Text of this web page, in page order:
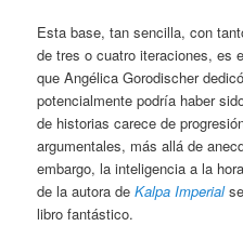
Esta base, tan sencilla, con
de tres o cuatro iteraciones, es
que Angélica Gorodischer
potencialmente podría haber
de historias carece de
argumentales, más allá de
embargo, la inteligencia a la
de la autora deKalpa Imperial
libro fantástico.